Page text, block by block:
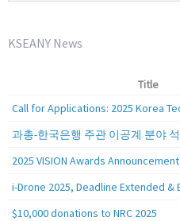
KSEANY News
Title
2025 VISION Awards Announcement
$10,000 donations to NRC 2025